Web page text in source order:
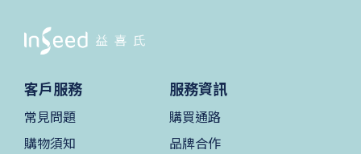
客戶服務
常見問題
購物須知
服務資訊
購買通路
品牌合作